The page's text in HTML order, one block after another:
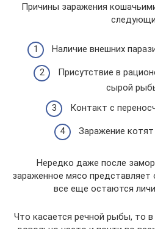
Причины заражения
Наличие внешних
Присутствие в
сырой
Контакт с
Заражение котят
Нередко даже после
зараженное мясо представляет
все еще остаются
Что касается речной рыбы, то